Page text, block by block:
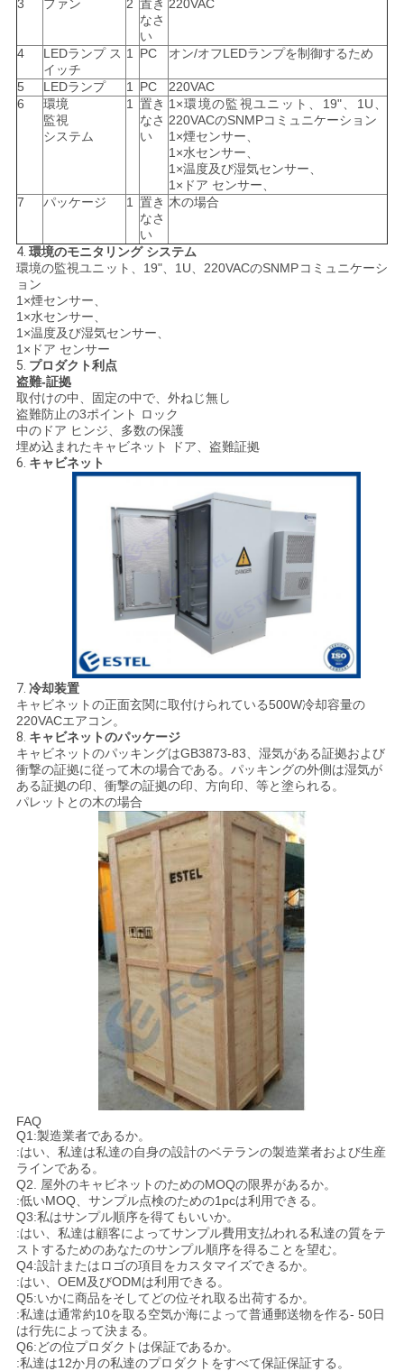
3 ファン 2 置き
なさ
い
220VAC
4
LEDランプ ス
イッチ
1 PC オン/オフLEDランプを制御するため
5 LEDランプ 1 PC
220VAC
6
環境
監視
システム
1 置き
なさ
い
1×環境の監視ユニット、19"、1U、
220VACのSNMPコミュニケーション
1×煙センサー、
1×水センサー、
1×温度及び湿気センサー、
1×ドア センサー、
7
パッケージ 1 置き
なさ
い
木の場合
4. 環境のモニタリング システム
環境の監視ユニット、19"、1U、220VACのSNMPコミュニケーシ
ョン
1×煙センサー、
1×水センサー、
1×温度及び湿気センサー、
1×ドア センサー
5. プロダクト利点
盗難-証拠
取付けの中、固定の中で、外ねじ無し
盗難防止の3ポイント ロック
中のドア ヒンジ、多数の保護
埋め込まれたキャビネット ドア、盗難証拠
6. キャビネット
7. 冷却装置
キャビネットの正面玄関に取付けられている500W冷却容量の
220VACエアコン。
8. キャビネットのパッケージ
キャビネットのパッキングはGB3873-83、湿気がある証拠および
衝撃の証拠に従って木の場合である。パッキングの外側は湿気が
ある証拠の印、衝撃の証拠の印、方向印、等と塗られる。
パレットとの木の場合
FAQ
Q1:製造業者であるか。
:はい、私達は私達の自身の設計のベテランの製造業者および生産
ラインである。
Q2. 屋外のキャビネットのためのMOQの限界があるか。
:低いMOQ、サンプル点検のための1pcは利用できる。
Q3:私はサンプル順序を得てもいいか。
:はい、私達は顧客によってサンプル費用支払われる私達の質をテ
ストするためのあなたのサンプル順序を得ることを望む。
Q4:設計またはロゴの項目をカスタマイズできるか。
:はい、OEM及びODMは利用できる。
Q5:いかに商品をそしてどの位それ取る出荷するか。
:私達は通常約10を取る空気か海によって普通郵送物を作る- 50日
は行先によって決まる。
Q6:どの位プロダクトは保証であるか。
:私達は12か月の私達のプロダクトをすべて保証保証する。